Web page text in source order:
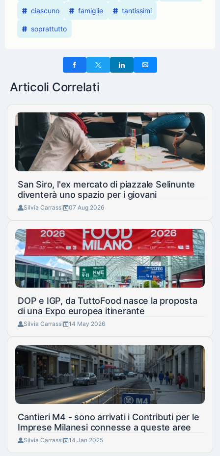
ciascuno famiglie tantissimi
soprattutto
Articoli Correlati
San Siro, l'ex mercato di piazzale Selinunte
diventerà uno spazio per i giovani
Silvia Carrassi 07 Aug 2026
DOP e IGP, da TuttoFood nasce la proposta
di una Expo europea itinerante
Silvia Carrassi 14 May 2026
Cantieri M4 - sono arrivati i Contributi per le
Imprese Milanesi connesse a queste aree
Silvia Carrassi 14 Jan 2025